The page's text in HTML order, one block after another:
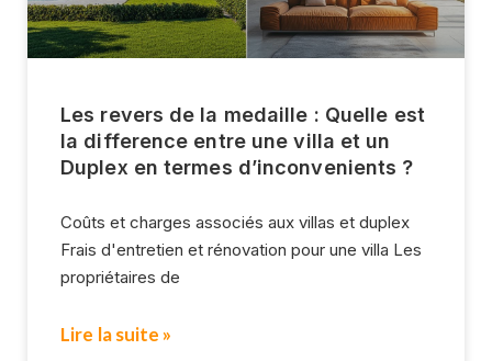
Les revers de la medaille : Quelle est
la difference entre une villa et un
Duplex en termes d’inconvenients ?
Coûts et charges associés aux villas et duplex
Frais d'entretien et rénovation pour une villa Les
propriétaires de
Lire la suite »